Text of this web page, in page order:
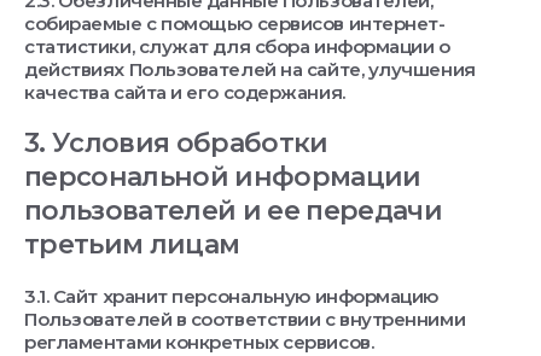
собираемые с помощью сервисов интернет-
статистики, служат для сбора информации о
действиях Пользователей на сайте, улучшения
качества сайта и его содержания.
3. Условия обработки
персональной информации
пользователей и ее передачи
третьим лицам
3.1. Сайт хранит персональную информацию
Пользователей в соответствии с внутренними
регламентами конкретных сервисов.